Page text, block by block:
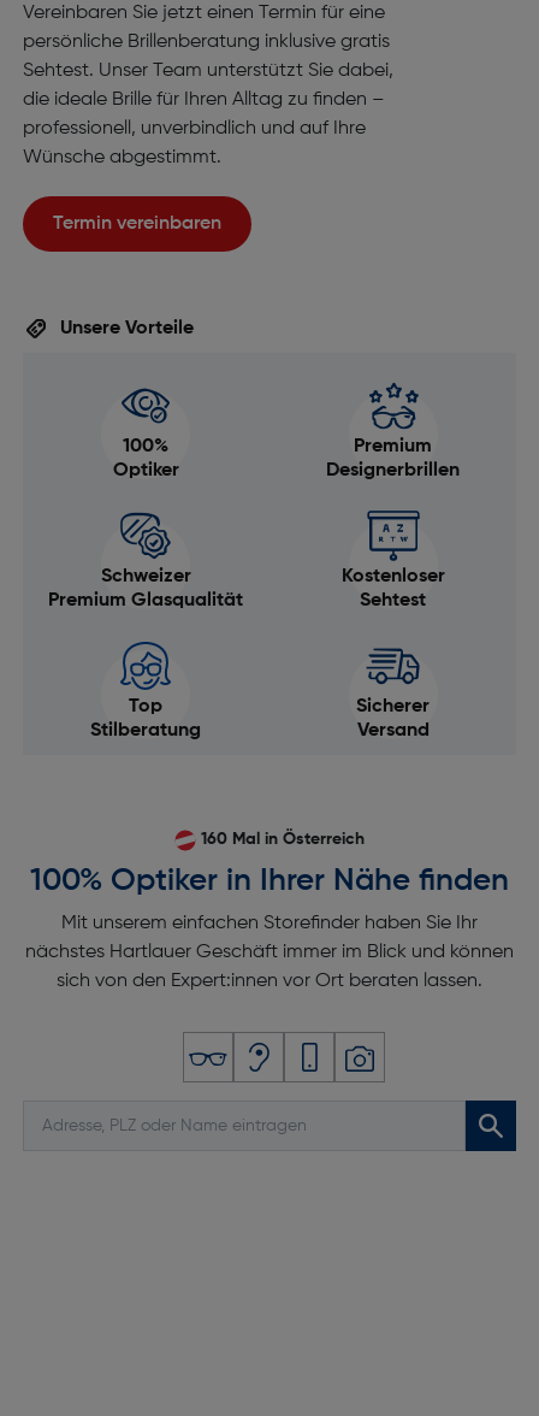
Vereinbaren Sie jetzt einen Termin für eine
persönliche Brillenberatung inklusive gratis
Sehtest. Unser Team unterstützt Sie dabei,
die ideale Brille für Ihren Alltag zu finden –
professionell, unverbindlich und auf Ihre
Wünsche abgestimmt.
Termin vereinbaren
Unsere Vorteile
100%
Optiker
Premium
Designerbrillen
Schweizer
Premium Glasqualität
Kostenloser
Sehtest
Top
Stilberatung
Sicherer
Versand
160 Mal in Österreich
100% Optiker in Ihrer Nähe finden
Mit unserem einfachen Storefinder haben Sie Ihr
nächstes Hartlauer Geschäft immer im Blick und können
sich von den Expert:innen vor Ort beraten lassen.